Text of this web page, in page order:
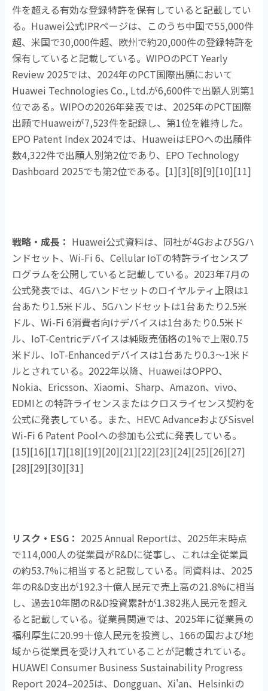
件を超える有効な登録特許を保有していると記載してい
る。 Huawei公式IPRページは、このうち中国で55,000件
超、米国で30,000件超、欧州で約20,000件の登録特許を
保有していると記載している。WIPOのPCT Yearly
Review 2025では、 2024年のPCT国際出願において
Huawei Technologies Co., Ltd.が6,600件で出願人別第1
位である。WIPOの2026年発表では、 2025年のPCT国際
出願でHuaweiが7,523件を記録し、第1位を維持した。
EPO Patent Index 2024では、 HuaweiはEPOへの出願件
数4,322件で出願人別第2位であり、 EPO Technology
Dashboard 2025でも第2位である。 [1][3][8][9][10][11]
戦略・成長： Huawei公式資料は、同社が4Gおよび5Gハ
ンドセット、Wi-Fi 6、Cellular IoTの特許ライセンスプ
ログラムを公開していると記載している。 2023年7月の
公式発表では、4Gハンドセットのロイヤルティ上限は1
台あたり1.5米ドル、 5Gハンドセットは1台あたり2.5米
ドル、Wi-Fi 6消費者向けデバイスは1台あたり0.5米ド
ル、 IoT-Centricデバイスは純販売価格の1%で上限0.75
米ドル、 IoT-Enhancedデバイスは1台あたり0.3〜1米ド
ルとされている。 2022年以降、 HuaweiはOPPO、
Nokia、 Ericsson、Xiaomi、 Sharp、Amazon、vivo、
EDMIとの特許ライセンスまたはクロスライセンス契約を
公式に発表している。また、 HEVC AdvanceおよびSisvel
Wi-Fi 6 Patent Poolへの参加も公式に発表している。
[15][16][17][18][19][20][21][22][23][24][25][26][27]
[28][29][30][31]
リスク・ ESG ： 2025 Annual Reportは、 2025年末時点
で114,000人の従業員がR&Dに従事し、これは全従業員
の約53.7%に相当すると記載している。同資料は、 2025
年のR&D支出が192.3十億人民元で売上高の21.8%に相当
し、過去10年間のR&D投資累計が1.382兆人民元を超え
ると記載している。従業員関連では、 2025年に従業員の
福利厚生に20.99十億人民元を投資し、 166の国および地
域から従業員を受け入れていることが記載されている。
HUAWEI Consumer Business Sustainability Progress
Report 2024–2025は、 Dongguan、Xi'an、 Helsinkiの